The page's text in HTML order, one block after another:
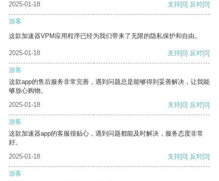
2025-01-18 支持[0] 反对[0]
游客
这款加速器VPM应用程序已经为我们带来了无限的隐私保护和自由。
2025-01-18 支持[0] 反对[0]
游客
这款app的售后服务非常完善，遇到问题总是能够得到妥善解决，让我能
够放心购物。
2025-01-18
支持[0] 反对[0]
游客
这款加速器app的客服很贴心，遇到问题都能及时解决，服务态度非常
好。
2025-01-18
支持[0] 反对[0]
游客